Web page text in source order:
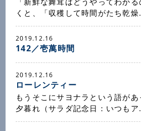
くと、「収穫して時間がたち乾燥
2019.12.16
142／壱萬時間
2019.12.16
ローレンティー
もうそこにサヨナラという語が
夕暮れ（サラダ記念日：いつもア